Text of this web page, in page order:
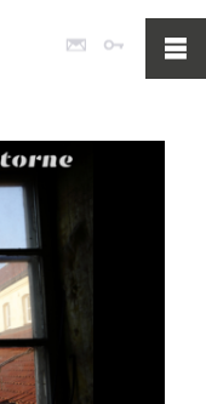
Poczta